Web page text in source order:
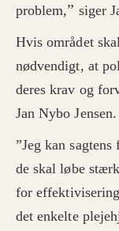
problem,” siger
Hvis området
nødvendigt, at
deres krav og
Jan Nybo Jensen.
”Jeg kan
de skal løbe
for
det enkelte